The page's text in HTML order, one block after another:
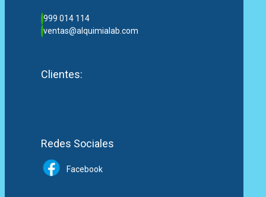
999 014 114
ventas@alquimialab.com
Clientes:
Redes Sociales
Facebook